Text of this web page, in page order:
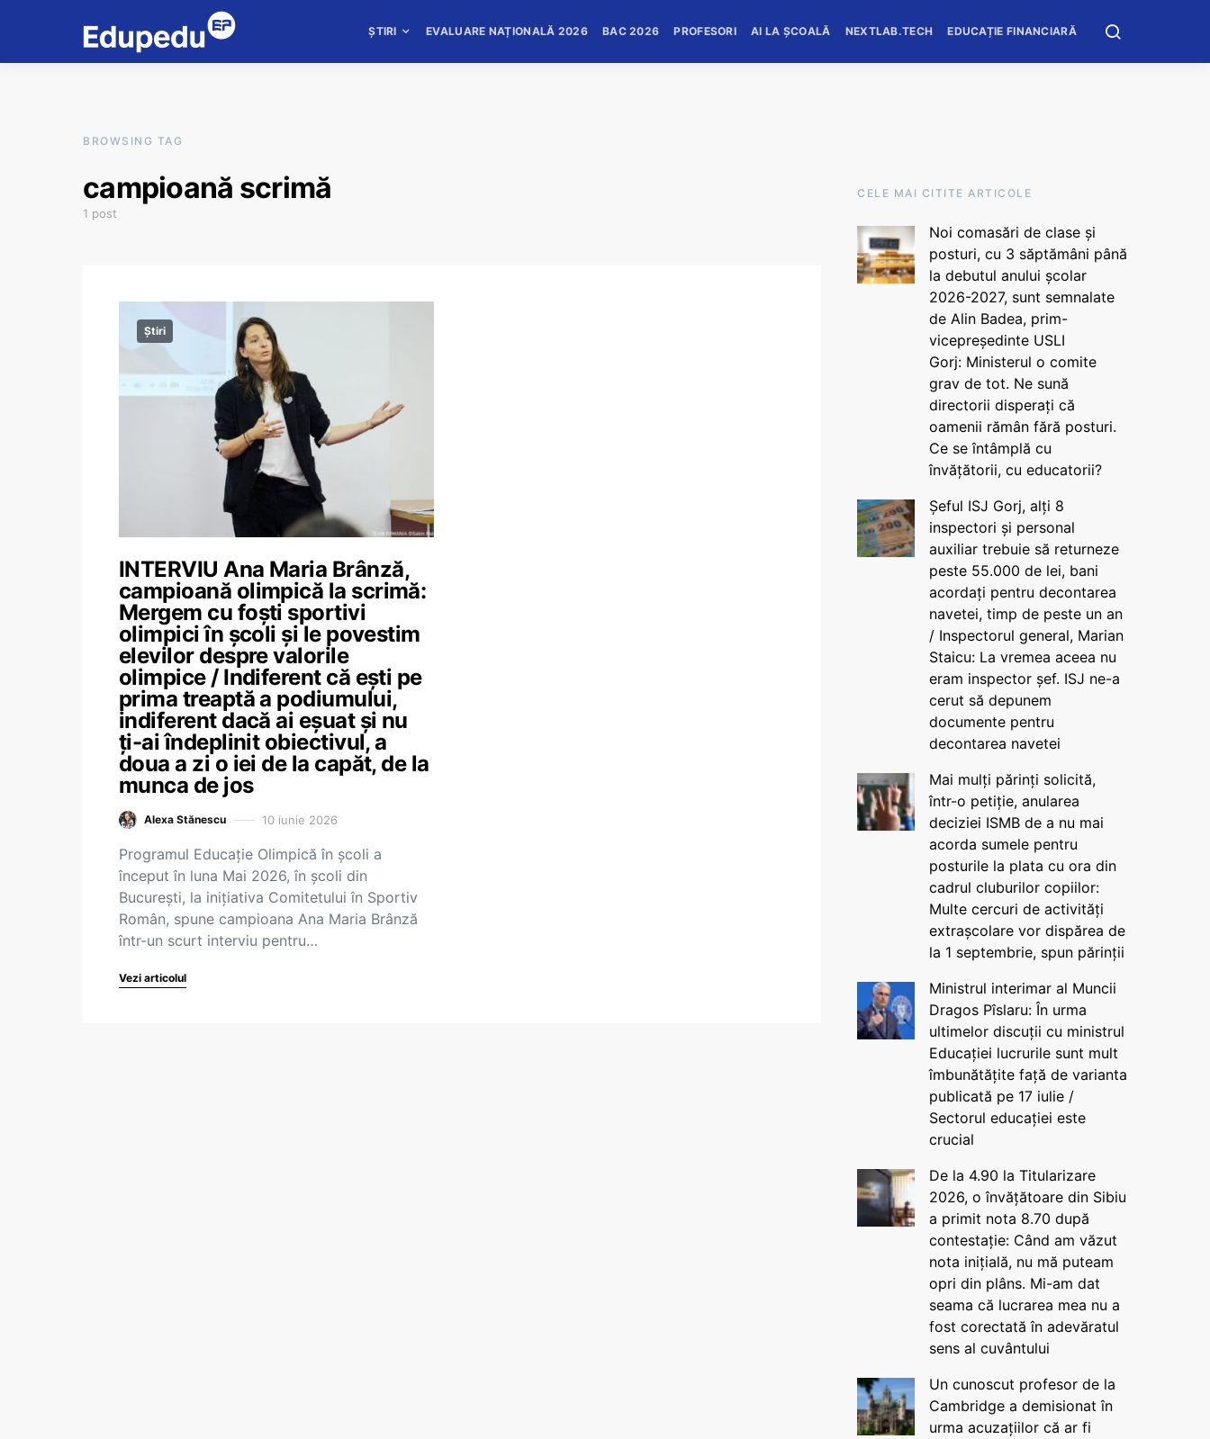
ȘTIRI EVALUARE NAȚIONALĂ 2026 BAC 2026 PROFESORI AI LA ȘCOALĂ NEXTLAB.TECH EDUCAȚIE FINANCIARĂ
BROWSING TAG
campioană scrimă
1 post
Știri
INTERVIU Ana Maria Brânză,
campioană olimpică la scrimă:
Mergem cu foști sportivi
olimpici în școli și le povestim
elevilor despre valorile
olimpice / Indiferent că ești pe
prima treaptă a podiumului,
indiferent dacă ai eșuat și nu
ți-ai îndeplinit obiectivul, a
doua a zi o iei de la capăt, de la
munca de jos
Alexa Stănescu 10 iunie 2026
Programul Educație Olimpică în școli a
început în luna Mai 2026, în școli din
București, la inițiativa Comitetului în Sportiv
Român, spune campioana Ana Maria Brânză
într-un scurt interviu pentru…
Vezi articolul
CELE MAI CITITE ARTICOLE
Noi comasări de clase și
posturi, cu 3 săptămâni până
la debutul anului școlar
2026-2027, sunt semnalate
de Alin Badea, prim-
vicepreședinte USLI
Gorj: Ministerul o comite
grav de tot. Ne sună
directorii disperați că
oamenii rămân fără posturi.
Ce se întâmplă cu
învățătorii, cu educatorii?
Șeful ISJ Gorj, alți 8
inspectori și personal
auxiliar trebuie să returneze
peste 55.000 de lei, bani
acordați pentru decontarea
navetei, timp de peste un an
/ Inspectorul general, Marian
Staicu: La vremea aceea nu
eram inspector șef. ISJ ne-a
cerut să depunem
documente pentru
decontarea navetei
Mai mulți părinți solicită,
într-o petiție, anularea
deciziei ISMB de a nu mai
acorda sumele pentru
posturile la plata cu ora din
cadrul cluburilor copiilor:
Multe cercuri de activități
extrașcolare vor dispărea de
la 1 septembrie, spun părinții
Ministrul interimar al Muncii
Dragos Pîslaru: În urma
ultimelor discuții cu ministrul
Educației lucrurile sunt mult
îmbunătățite față de varianta
publicată pe 17 iulie /
Sectorul educației este
crucial
De la 4.90 la Titularizare
2026, o învățătoare din Sibiu
a primit nota 8.70 după
contestație: Când am văzut
nota inițială, nu mă puteam
opri din plâns. Mi-am dat
seama că lucrarea mea nu a
fost corectată în adevăratul
sens al cuvântului
Un cunoscut profesor de la
Cambridge a demisionat în
urma acuzațiilor că ar fi